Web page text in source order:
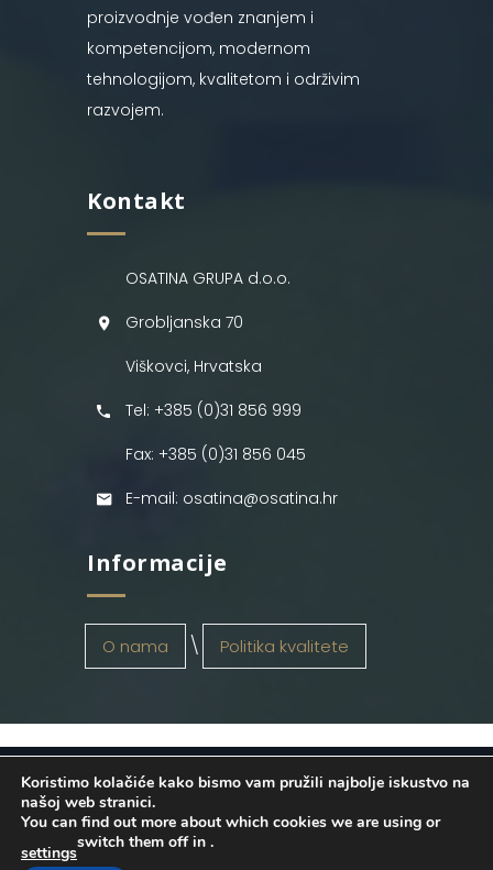
proizvodnje vođen znanjem i
kompetencijom, modernom
tehnologijom, kvalitetom i održivim
razvojem.
Kontakt
OSATINA GRUPA d.o.o.
Grobljanska 70
Viškovci, Hrvatska
Tel: +385 (0)31 856 999
Fax: +385 (0)31 856 045
E-mail: osatina@osatina.hr
Informacije
O nama Politika kvalitete
OSATINA GRUPA d.o.o. 2026
. Configured
byINFOS Osijek. Sva prava pridržana.
Koristimo kolačiće kako bismo vam pružili najbolje iskustvo na
našoj web stranici.
You can find out more about which cookies we are using or
switch them off in
settings
.